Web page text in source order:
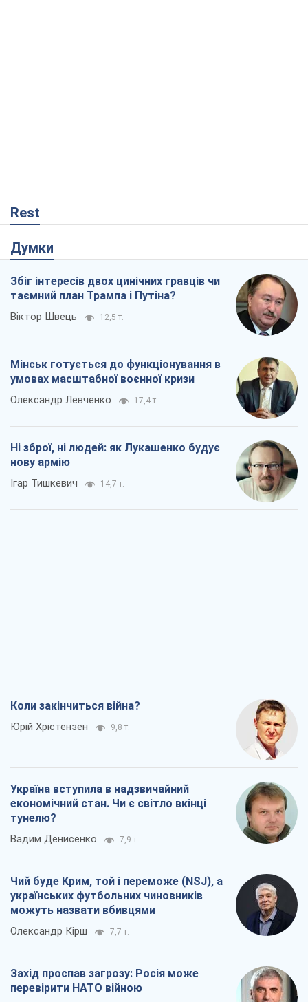
Rest
Думки
Збіг інтересів двох цинічних гравців чи
таємний план Трампа і Путіна?
Віктор Швець 12,5 т.
Мінськ готується до функціонування в
умовах масштабної воєнної кризи
Олександр Левченко 17,4 т.
Ні зброї, ні людей: як Лукашенко будує
нову армію
Ігар Тишкевич 14,7 т.
Коли закінчиться війна?
Юрій Хрістензен 9,8 т.
Україна вступила в надзвичайний
економічний стан. Чи є світло вкінці
тунелю?
Вадим Денисенко 7,9 т.
Чий буде Крим, той і переможе (NSJ), а
українських футбольних чиновників
можуть назвати вбивцями
Олександр Кірш 7,7 т.
Захід проспав загрозу: Росія може
перевірити НАТО війною